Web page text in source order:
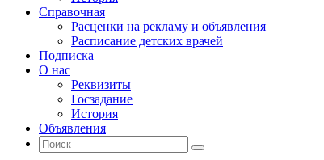
Справочная
Расценки на рекламу и объявления
Расписание детских врачей
Подписка
О нас
Реквизиты
Госзадание
История
Объявления
Поиск
Искать:
Поиск